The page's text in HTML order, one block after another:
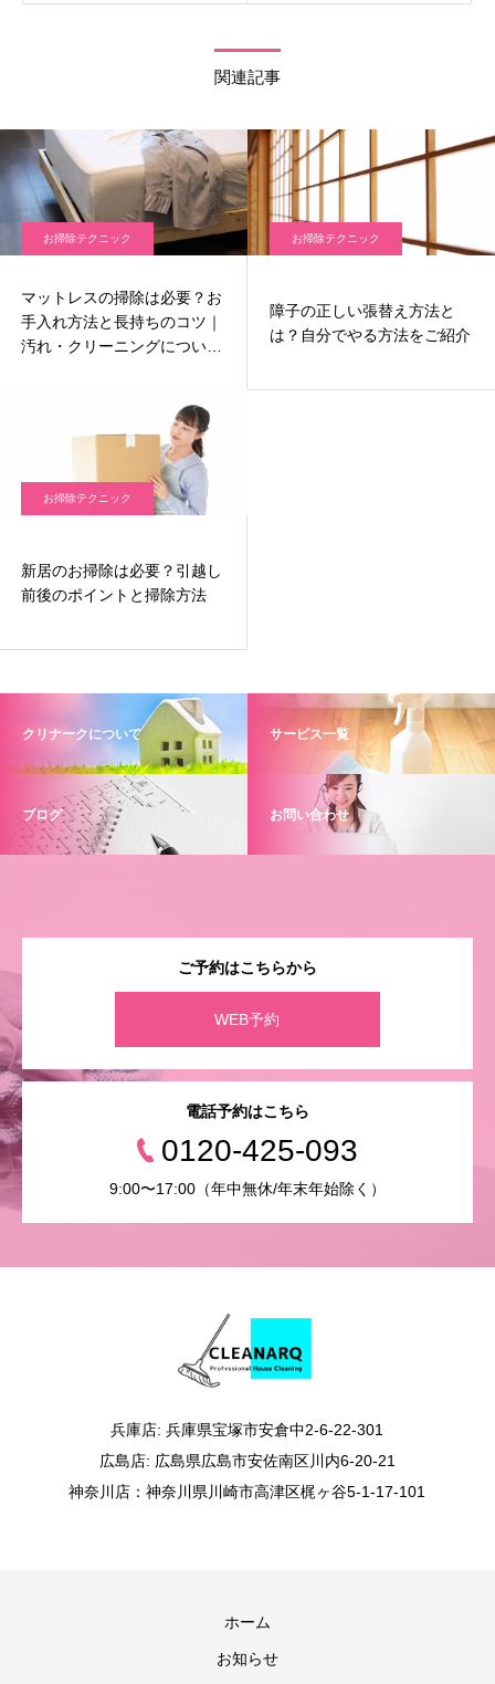
関連記事
お掃除テクニック
マットレスの掃除は必要？お
手入れ方法と長持ちのコツ｜
汚れ・クリーニングについて
お掃除テクニック
障子の正しい張替え方法と
は？自分でやる方法をご紹介
お掃除テクニック
新居のお掃除は必要？引越し
前後のポイントと掃除方法
クリナークについて サービス一覧
ブログ お問い合わせ
ご予約はこちらから
WEB予約
電話予約はこちら
0120-425-093
9:00〜17:00（年中無休/年末年始除く）
兵庫店: 兵庫県宝塚市安倉中2-6-22-301
広島店: 広島県広島市安佐南区川内6-20-21
神奈川店：神奈川県川崎市高津区梶ヶ谷5-1-17-101
ホーム
お知らせ